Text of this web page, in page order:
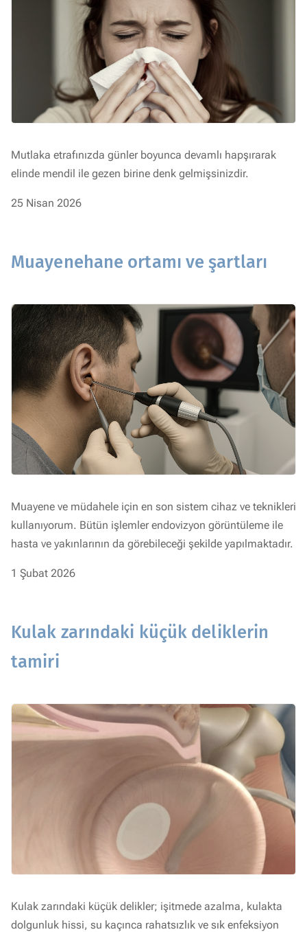
Mutlaka etrafınızda günler boyunca devamlı hapşırarak
elinde mendil ile gezen birine denk gelmişsinizdir.
25 Nisan 2026
Muayenehane ortamı ve şartları
Muayene ve müdahele için en son sistem cihaz ve teknikleri
kullanıyorum. Bütün işlemler endovizyon görüntüleme ile
hasta ve yakınlarının da görebileceği şekilde yapılmaktadır.
1 Şubat 2026
Kulak zarındaki küçük deliklerin
tamiri
Kulak zarındaki küçük delikler; işitmede azalma, kulakta
dolgunluk hissi, su kaçınca rahatsızlık ve sık enfeksiyon